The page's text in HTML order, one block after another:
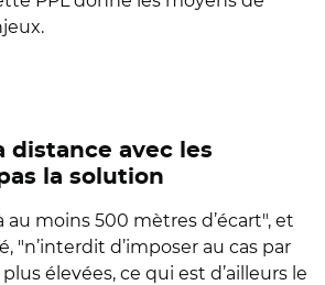
distance avec les
la solution
au moins 500 mètres d’écart", et
"n’interdit d’imposer au cas par
élevées, ce qui est d’ailleurs le